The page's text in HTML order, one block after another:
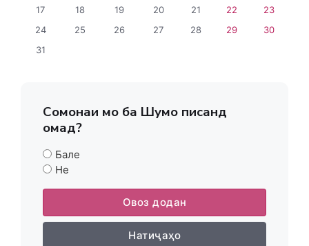
17
18 19 20 21 22
23
24
25 26 27 28 29
30
31
Сомонаи мо ба Шумо писанд
омад?
Бале
Не
Овоз додан
Натиҷаҳо